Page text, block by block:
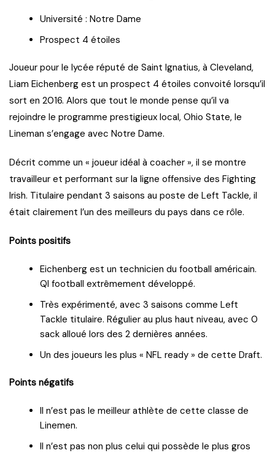
Université : Notre Dame
Prospect 4 étoiles
Joueur pour le lycée réputé de Saint Ignatius, à Cleveland,
Liam Eichenberg est un prospect 4 étoiles convoité lorsqu’il
sort en 2016. Alors que tout le monde pense qu’il va
rejoindre le programme prestigieux local, Ohio State, le
Lineman s’engage avec Notre Dame.
Décrit comme un « joueur idéal à coacher », il se montre
travailleur et performant sur la ligne offensive des Fighting
Irish. Titulaire pendant 3 saisons au poste de Left Tackle, il
était clairement l’un des meilleurs du pays dans ce rôle.
Points positifs
Eichenberg est un technicien du football américain.
QI football extrêmement développé.
Très expérimenté, avec 3 saisons comme Left
Tackle titulaire. Régulier au plus haut niveau, avec 0
sack alloué lors des 2 dernières années.
Un des joueurs les plus « NFL ready » de cette Draft.
Points négatifs
Il n’est pas le meilleur athlète de cette classe de
Linemen.
Il n’est pas non plus celui qui possède le plus gros